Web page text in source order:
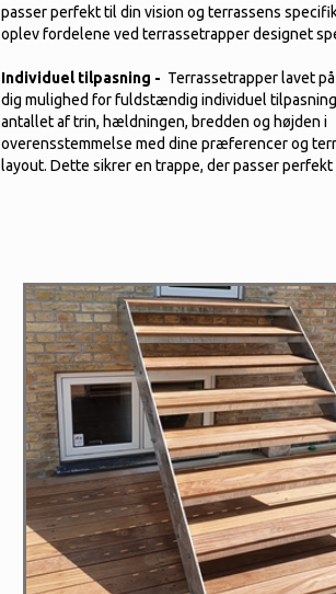
passer perfekt til din vision og terrassens
oplev fordelene ved terrassetrapper designet
Individuel tilpasning - Terrassetrapper lavet
dig mulighed for fuldstændig individuel
antallet af trin, hældningen, bredden og højden i
overensstemmelse med dine præferencer og
layout. Dette sikrer en trappe, der passer perfekt